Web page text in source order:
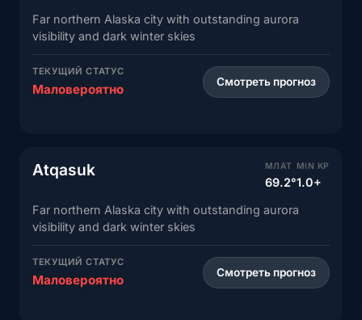
Far northern Alaska city with outstanding aurora
visibility and dark winter skies
ТЕКУЩИЙ СТАТУС
Маловероятно Смотреть прогноз
Atqasuk МЛАТ
69.2°
MIN KP
1.0+
Far northern Alaska city with outstanding aurora
visibility and dark winter skies
ТЕКУЩИЙ СТАТУС
Маловероятно Смотреть прогноз